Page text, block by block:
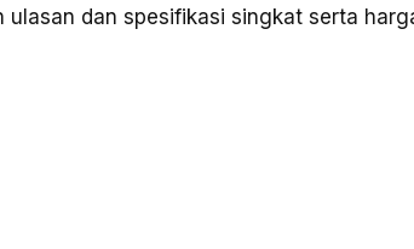
ulasan dan spesifikasi singkat serta